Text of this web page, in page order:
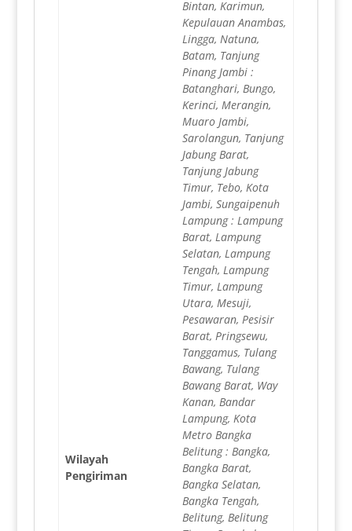
Wilayah
Pengiriman
Bintan, Karimun,
Kepulauan Anambas,
Lingga, Natuna,
Batam, Tanjung
Pinang Jambi :
Batanghari, Bungo,
Kerinci, Merangin,
Muaro Jambi,
Sarolangun, Tanjung
Jabung Barat,
Tanjung Jabung
Timur, Tebo, Kota
Jambi, Sungaipenuh
Lampung : Lampung
Barat, Lampung
Selatan, Lampung
Tengah, Lampung
Timur, Lampung
Utara, Mesuji,
Pesawaran, Pesisir
Barat, Pringsewu,
Tanggamus, Tulang
Bawang, Tulang
Bawang Barat, Way
Kanan, Bandar
Lampung, Kota
Metro Bangka
Belitung : Bangka,
Bangka Barat,
Bangka Selatan,
Bangka Tengah,
Belitung, Belitung